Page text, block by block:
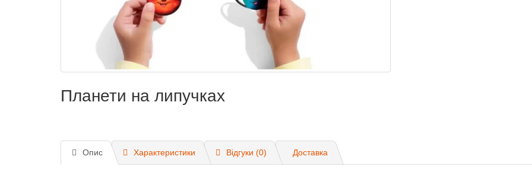
Планети на липучках
Опис Характеристики Відгуки (0) Доставка